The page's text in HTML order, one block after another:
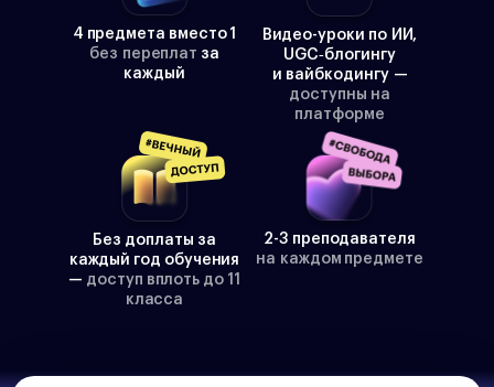
4 предмета вместо 1
без переплат за
каждый
Видео-уроки по ИИ,
UGC‑блогингу
и вайбкодингу —
доступны на
платформе
Без доплаты за
каждый год обучения
— доступ вплоть до 11
класса
2-3 преподавателя
на каждом предмете